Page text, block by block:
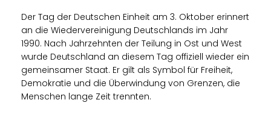
Der Tag der Deutschen Einheit am 3. Oktober erinnert
an die Wiedervereinigung Deutschlands im Jahr
1990. Nach Jahrzehnten der Teilung in Ost und West
wurde Deutschland an diesem Tag offiziell wieder ein
gemeinsamer Staat. Er gilt als Symbol für Freiheit,
Demokratie und die Überwindung von Grenzen, die
Menschen lange Zeit trennten.